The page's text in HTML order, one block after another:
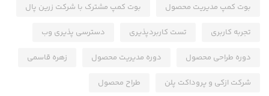
بوت کمپ مدیریت محصول بوت کمپ مشترک با شرکت زرین پال
تجربه کاربری تست کاربردپذیری دسترسی پذیری وب
دوره طراحی محصول دوره مدیریت محصول زهره قاسمی
شرکت ازکی و پروداکت پلن طراح محصول